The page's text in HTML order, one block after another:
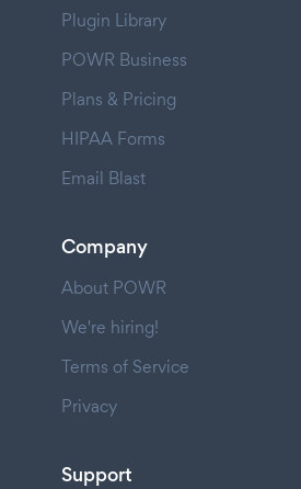
Plugin Library
POWR Business
Plans & Pricing
HIPAA Forms
Email Blast
Company
About POWR
We're hiring!
Terms of Service
Privacy
Support